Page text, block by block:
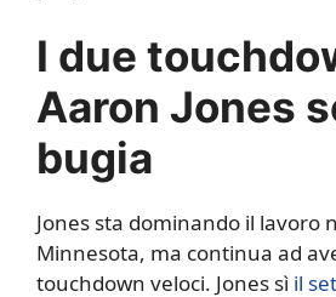
I due
Aaron Jones
bugia
Jones sta dominando il lavoro
Minnesota, ma continua ad
touchdown veloci. Jones sì il